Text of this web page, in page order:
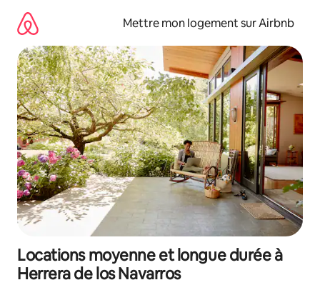
directement
contenu
Mettre mon logement sur Airbnb
Locations moyenne et longue durée à
Herrera de los Navarros